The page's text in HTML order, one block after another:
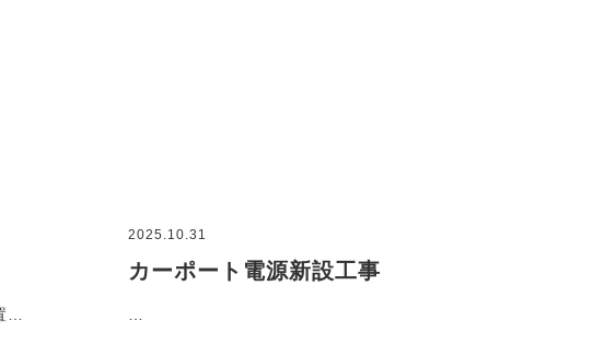
…
2025.10.31
カーポート電源新設工事
…